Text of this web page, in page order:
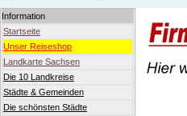
Information
Startseite
Unser Reiseshop
Landkarte Sachsen
Die 10 Landkreise
Städte & Gemeinden
Die schönsten Städte